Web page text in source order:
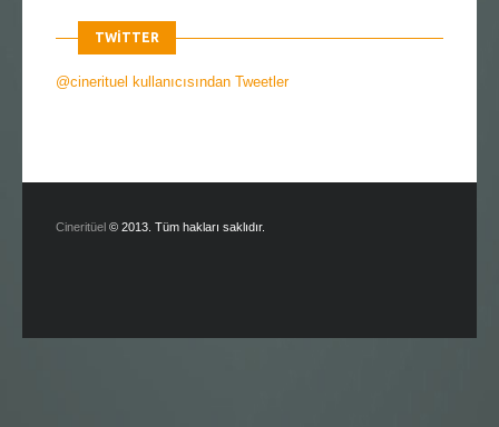
TWITTER
@cinerituel kullanıcısından Tweetler
Cineritüel © 2013. Tüm hakları saklıdır.